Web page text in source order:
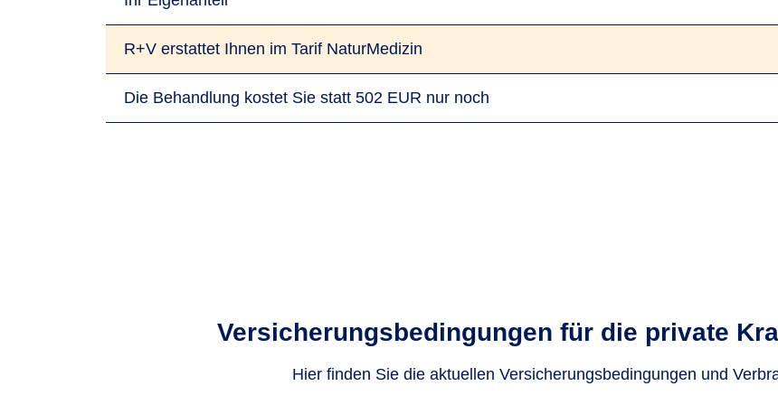
R+V erstattet Ihnen im Tarif NaturMedizin
Die Behandlung kostet Sie statt 502 EUR nur noch
Versicherungs­bedingungen für die private
Hier finden Sie die aktuellen Versicherungsbedingungen und